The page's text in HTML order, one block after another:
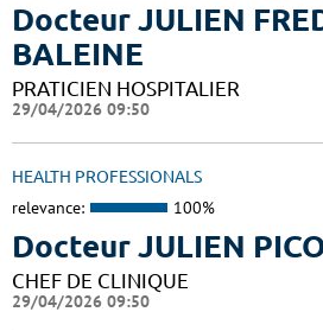
Docteur JULIEN
BALEINE
PRATICIEN HOSPITALIER
29/04/2026 09:50
HEALTH PROFESSIONALS
relevance: 100%
Docteur JULIEN
CHEF DE CLINIQUE
29/04/2026 09:50